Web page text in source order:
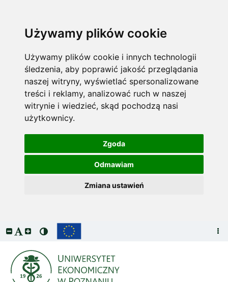
Używamy plików cookie
Używamy plików cookie i innych technologii
śledzenia, aby poprawić jakość przeglądania
naszej witryny, wyświetlać spersonalizowane
treści i reklamy, analizować ruch w naszej
witrynie i wiedzieć, skąd pochodzą nasi
użytkownicy.
Zgoda
Odmawiam
Zmiana ustawień